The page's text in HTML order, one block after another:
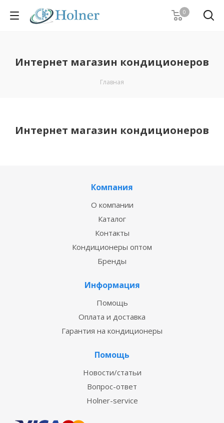
0
Интернет магазин кондиционеров
Главная
Интернет магазин кондиционеров
Компания
О компании
Каталог
Контакты
Кондиционеры оптом
Бренды
Информация
Помощь
Оплата и доставка
Гарантия на кондиционеры
Помощь
Новости/статьи
Вопрос-ответ
Holner-service